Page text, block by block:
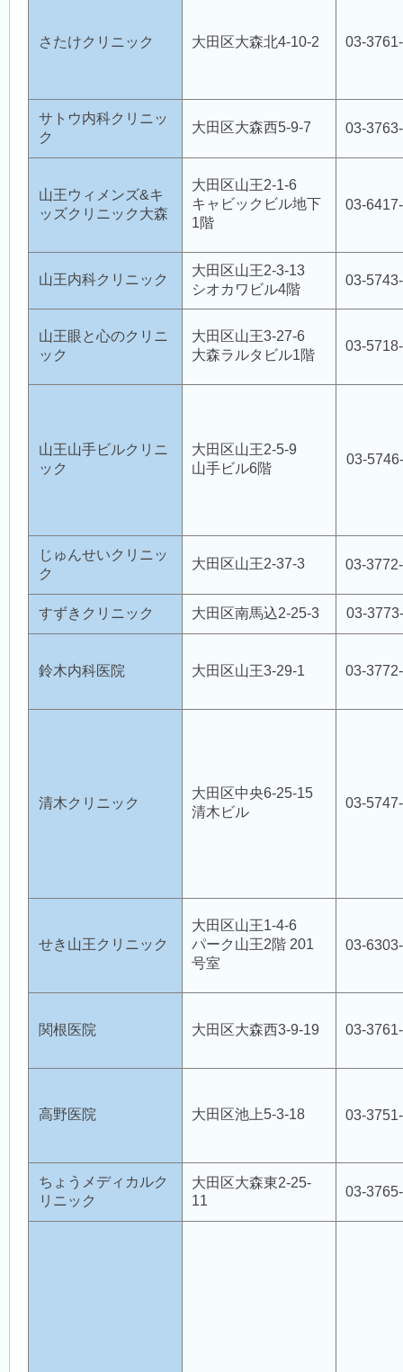
さたけクリニック 大田区大森北4-10-2 03-
サトウ内科クリニッ
ク
大田区大森西5-9-7 03-
山王ウィメンズ&キ
ッズクリニック大森
大田区山王2-1-6
キャビックビル地下
1階
03-
山王内科クリニック
大田区山王2-3-13
シオカワビル4階
03-
山王眼と心のクリニ
ック
大田区山王3-27-6
大森ラルタビル1階
03-
山王山手ビルクリニ
ック
大田区山王2-5-9
山手ビル6階
03-
じゅんせいクリニッ
ク
大田区山王2-37-3 03-
すずきクリニック 大田区南馬込2-25-3 03-
鈴木内科医院 大田区山王3-29-1 03-
清木クリニック
大田区中央6-25-15
清木ビル
03-
せき山王クリニック
大田区山王1-4-6
パーク山王2階 201
号室
03-
関根医院 大田区大森西3-9-19 03-
高野医院 大田区池上5-3-18 03-
ちょうメディカルク
リニック
大田区大森東2-25-
11
03-